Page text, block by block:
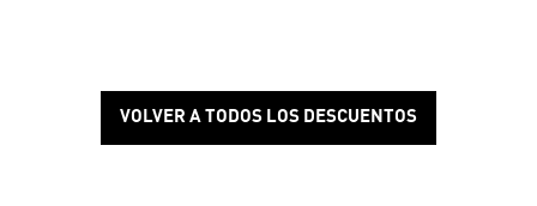
VOLVER A TODOS LOS DESCUENTOS